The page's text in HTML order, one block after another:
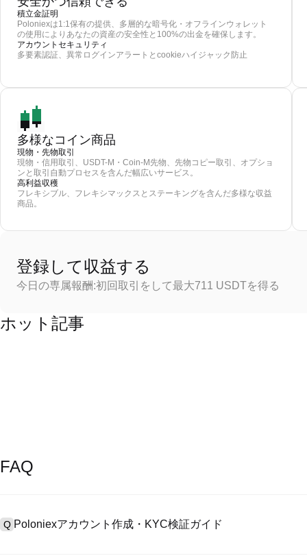
積立金証明
Poloniexは1:1保有の提供、多層的な暗号化・オフラインウォレット
の使用によりあなたの資産の安全性と100%の出金を確保します。
アカウントセキュリティ
多要素認証、異常ログインアラートとcookieハイジャック防止
多様なコイン商品
現物・先物取引
現物・信用取引、USDT-M・Coin-M先物、先物コピー取引、オプショ
ンと取引自動プロセスを含んだ幅広いサービス。
高利益収穫
フレキシブル、フレキシマックスとステーキングを含んだ多様な収益
商品。
登録して収益する
今日の専属報酬:初回取引をして最大711 USDTを得る
ホット記事
FAQ
Q Poloniexアカウント作成・KYC検証ガイド